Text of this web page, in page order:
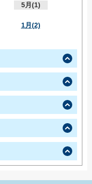
5月(1)
1月(2)